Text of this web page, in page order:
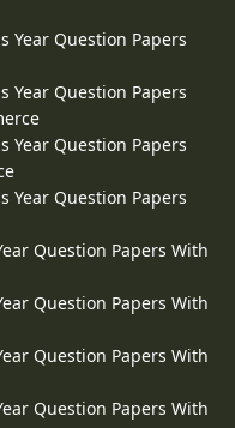
Year Question Papers
Year Question Papers
Year Question Papers
Year Question Papers
Question Papers With
Question Papers With
Question Papers With
Question Papers With